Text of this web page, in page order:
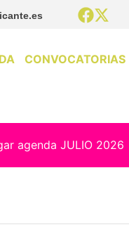
CONVOCATORIAS
agenda JULIO 2026